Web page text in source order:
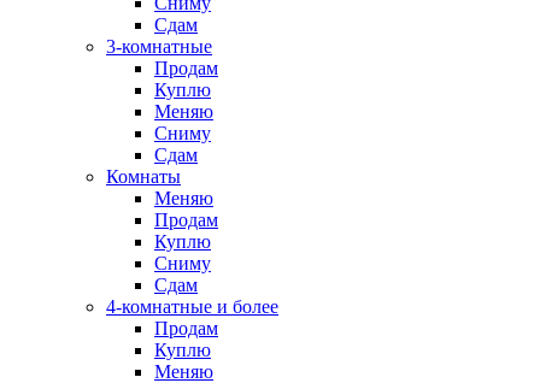
Сдам
3-комнатные
Продам
Куплю
Меняю
Сниму
Сдам
Комнаты
Меняю
Продам
Куплю
Сниму
Сдам
4-комнатные и более
Продам
Куплю
Меняю